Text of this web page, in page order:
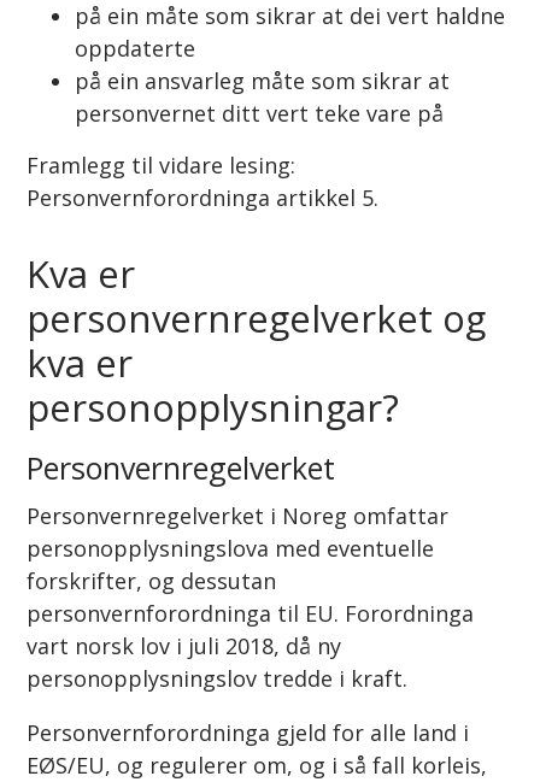
på ein måte som sikrar at dei vert haldne
oppdaterte
på ein ansvarleg måte som sikrar at
personvernet ditt vert teke vare på
Framlegg til vidare lesing:
Personvernforordninga artikkel 5.
Kva er
personvernregelverket og
kva er
personopplysningar?
Personvernregelverket
Personvernregelverket i Noreg omfattar
personopplysningslova med eventuelle
forskrifter, og dessutan
personvernforordninga til EU. Forordninga
vart norsk lov i juli 2018, då ny
personopplysningslov tredde i kraft.
Personvernforordninga gjeld for alle land i
EØS/EU, og regulerer om, og i så fall korleis,